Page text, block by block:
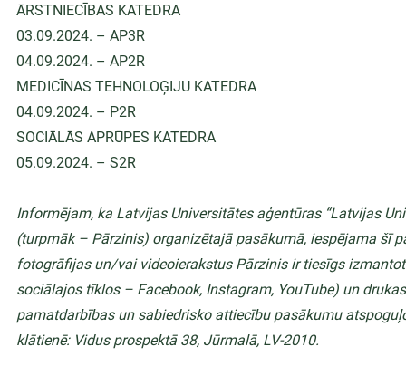
ĀRSTNIECĪBAS KATEDRA
03.09.2024. – AP3R
04.09.2024. – AP2R
MEDICĪNAS TEHNOLOĢIJU KATEDRA
04.09.2024. – P2R
SOCIĀLĀS APRŪPES KATEDRA
05.09.2024. – S2R
Informējam, ka Latvijas Universitātes aģentūras “Latvijas
(turpmāk – Pārzinis) organizētajā pasākumā, iespējama
fotogrāfijas un/vai videoierakstus Pārzinis ir tiesīgs
sociālajos tīklos – Facebook, Instagram, YouTube) un
pamatdarbības un sabiedrisko attiecību pasākumu
klātienē: Vidus prospektā 38, Jūrmalā, LV-2010.